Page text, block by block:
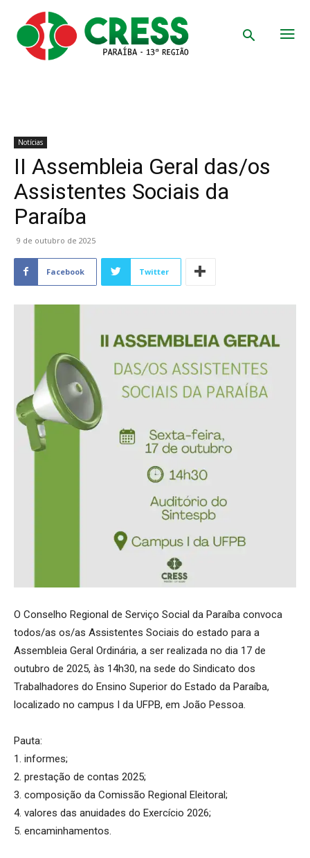
Notícias
II Assembleia Geral das/os
Assistentes Sociais da
Paraíba
9 de outubro de 2025
Facebook Twitter
O Conselho Regional de Serviço Social da Paraíba convoca
todos/as os/as Assistentes Sociais do estado para a
Assembleia Geral Ordinária, a ser realizada no dia 17 de
outubro de 2025, às 14h30, na sede do Sindicato dos
Trabalhadores do Ensino Superior do Estado da Paraíba,
localizado no campus I da UFPB, em João Pessoa.
Pauta:
1. informes;
2. prestação de contas 2025;
3. composição da Comissão Regional Eleitoral;
4. valores das anuidades do Exercício 2026;
5. encaminhamentos.